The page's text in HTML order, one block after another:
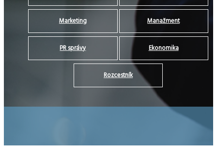
Marketing Manažment
PR správy Ekonomika
Rozcestník